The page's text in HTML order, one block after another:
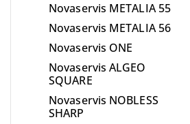
Novaservis METALIA 55
Novaservis METALIA 56
Novaservis ONE
Novaservis ALGEO
SQUARE
Novaservis NOBLESS
SHARP